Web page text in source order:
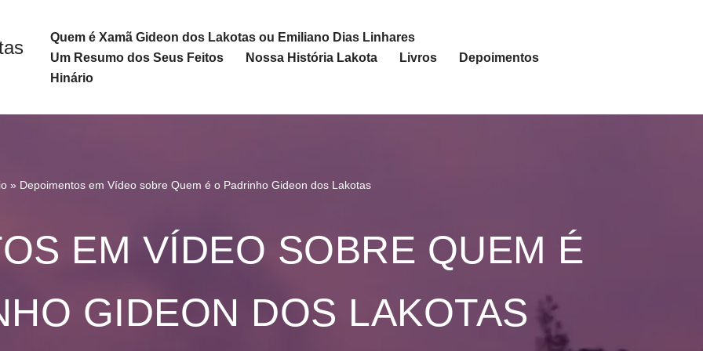
Quem é Xamã Gideon dos Lakotas ou Emiliano Dias Linhares
Um Resumo dos Seus Feitos
Nossa História Lakota Livros
Depoimentos
Hinário
» Depoimentos em Vídeo sobre Quem é o Padrinho Gideon dos Lakotas
EM VÍDEO SOBRE QUEM É
GIDEON DOS LAKOTAS